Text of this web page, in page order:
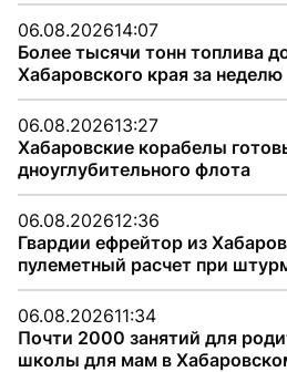
06.08.202614:07
Более тысячи тонн топлива
Хабаровского края за неделю
06.08.202613:27
Хабаровские корабелы
дноуглубительного флота
06.08.202612:36
Гвардии ефрейтор из
пулеметный расчет при
06.08.202611:34
Почти 2000 занятий для
школы для мам в